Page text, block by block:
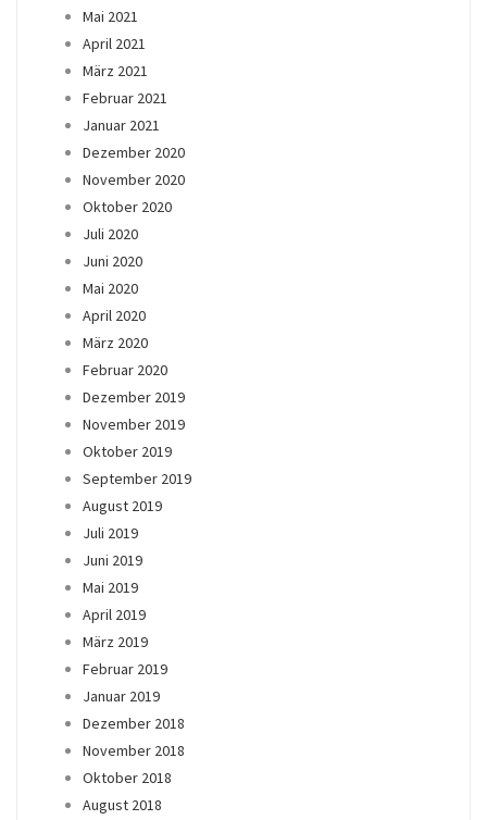
Mai 2021
April 2021
März 2021
Februar 2021
Januar 2021
Dezember 2020
November 2020
Oktober 2020
Juli 2020
Juni 2020
Mai 2020
April 2020
März 2020
Februar 2020
Dezember 2019
November 2019
Oktober 2019
September 2019
August 2019
Juli 2019
Juni 2019
Mai 2019
April 2019
März 2019
Februar 2019
Januar 2019
Dezember 2018
November 2018
Oktober 2018
August 2018